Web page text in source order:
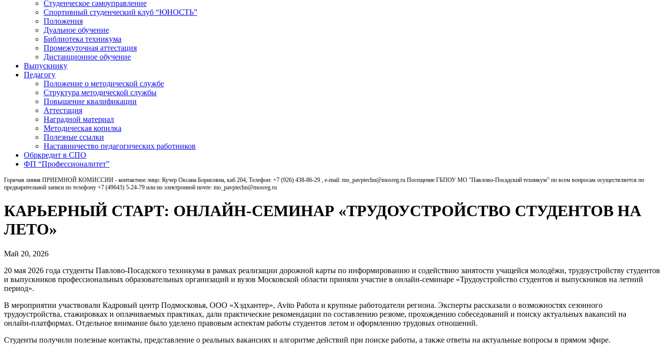
Студенческое самоуправление
Спортивный студенческий клуб “ЮНОСТЬ”
Положения
Дуальное обучение
Библиотека техникума
Промежуточная аттестация
Дистанционное обучение
Выпускнику
Педагогу
Положение о методической службе
Структура методической службы
Повышение квалификации
Аттестация
Наградной материал
Методическая копилка
Полезные ссылки
Наставничество педагогических работников
Обркредит в СПО
ФП “Профессионалитет”
Горячая линия ПРИЕМНОЙ КОМИССИИ - контактное лицо: Кучер Оксана Борисовна, каб 204, Телефон: +7 (926) 438-86-29 , e-mail: mo_pavptechn@mosreg.ru Посещение ГБПОУ МО "Павлово-Посадский техникум" по всем вопросам осуществляется по
предварительной записи по телефону +7 (49643) 5-24-79 или по электронной почте: mo_pavptechn@mosreg.ru
КАРЬЕРНЫЙ СТАРТ: ОНЛАЙН‑СЕМИНАР «ТРУДОУСТРОЙСТВО СТУДЕНТОВ НА
ЛЕТО»
Май 20, 2026
20 мая 2026 года студенты Павлово‑Посадского техникума в рамках реализации дорожной карты по информированию и содействию занятости учащейся молодёжи, трудоустройству студентов
и выпускников профессиональных образовательных организаций и вузов Московской области приняли участие в онлайн‑семинаре «Трудоустройство студентов и выпускников на летний
период».
В мероприятии участвовали Кадровый центр Подмосковья, ООО «Хэдхантер», Avito Работа и крупные работодатели региона. Эксперты рассказали о возможностях сезонного
трудоустройства, стажировках и оплачиваемых практиках, дали практические рекомендации по составлению резюме, прохождению собеседований и поиску актуальных вакансий на
онлайн‑платформах. Отдельное внимание было уделено правовым аспектам работы студентов летом и оформлению трудовых отношений.
Студенты получили полезные контакты, представление о реальных вакансиях и алгоритме действий при поиске работы, а также ответы на актуальные вопросы в прямом эфире.